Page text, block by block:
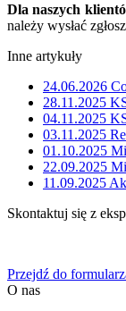
Dla naszych
należy wysłać
Inne artykuły
24.06.2026
28.11.2025
04.11.2025
03.11.2025
01.10.2025
22.09.2025
11.09.2025
Skontaktuj się z
Przejdź do
O nas